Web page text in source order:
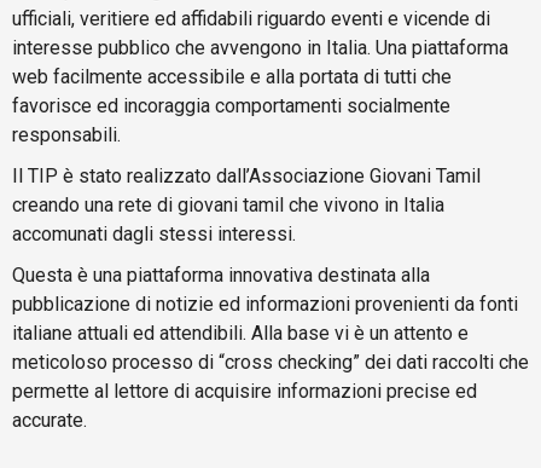
ufficiali, veritiere ed affidabili riguardo eventi e vicende di
interesse pubblico che avvengono in Italia. Una piattaforma
web facilmente accessibile e alla portata di tutti che
favorisce ed incoraggia comportamenti socialmente
responsabili.
Il TIP è stato realizzato dall’Associazione Giovani Tamil
creando una rete di giovani tamil che vivono in Italia
accomunati dagli stessi interessi.
Questa è una piattaforma innovativa destinata alla
pubblicazione di notizie ed informazioni provenienti da fonti
italiane attuali ed attendibili. Alla base vi è un attento e
meticoloso processo di “cross checking” dei dati raccolti che
permette al lettore di acquisire informazioni precise ed
accurate.